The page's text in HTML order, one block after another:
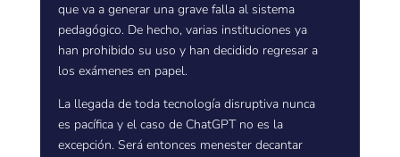
que va a generar una grave falla al sistema
pedagógico. De hecho, varias instituciones ya
han prohibido su uso y han decidido regresar a
los exámenes en papel.
La llegada de toda tecnología disruptiva nunca
es pacífica y el caso de ChatGPT no es la
excepción. Será entonces menester decantar